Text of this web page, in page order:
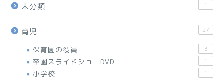
未分類 1
育児 27
保育園の役員 3
卒園スライドショーDVD 1
小学校 1